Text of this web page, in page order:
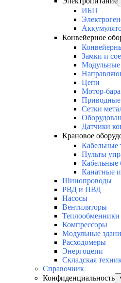
ИБП
Конвейерное
Замки и
Цепи
Мотор-
Сетки
Датчики
Крановое
Кабельные
Пульты
Кабельные
Канатные
Шинопроводы
РВД и ПВД
Насосы
Вентиляторы
Теплообменники
Компрессоры
Модульные
Расходомеры
Энергоцепи
Складская
Справочник
Конфиденциальность